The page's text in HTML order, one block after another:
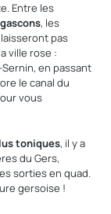
Entre les
, les
pas
ville rose :
Sernin, en passant
le canal du
vous
toniques, il y a
du Gers,
sorties en quad.
gersoise !